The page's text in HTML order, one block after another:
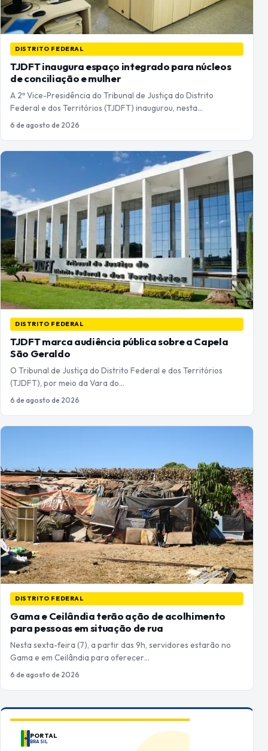
DISTRITO FEDERAL
TJDFT inaugura espaço integrado para núcleos
de conciliação e mulher
A 2ª Vice-Presidência do Tribunal de Justiça do Distrito
Federal e dos Territórios (TJDFT) inaugurou, nesta…
6 de agosto de 2026
DISTRITO FEDERAL
TJDFT marca audiência pública sobre a Capela
São Geraldo
O Tribunal de Justiça do Distrito Federal e dos Territórios
(TJDFT), por meio da Vara do…
6 de agosto de 2026
DISTRITO FEDERAL
Gama e Ceilândia terão ação de acolhimento
para pessoas em situação de rua
Nesta sexta-feira (7), a partir das 9h, servidores estarão no
Gama e em Ceilândia para oferecer…
6 de agosto de 2026
PORTAL
BRASIL